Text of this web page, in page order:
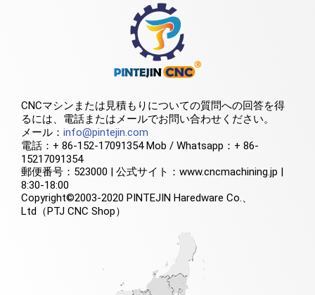
CNCマシンまたは見積もりについての質問への回答を得
るには、電話またはメールでお問い合わせください。
メール： info@pintejin.com
電話：+ 86-152-17091354 Mob / Whatsapp：+ 86-
15217091354
郵便番号：523000 | 公式サイト：www.cncmachining.jp |
8:30-18:00
Copyright©2003-2020 PINTEJIN Haredware Co.、
Ltd（PTJ CNC Shop）